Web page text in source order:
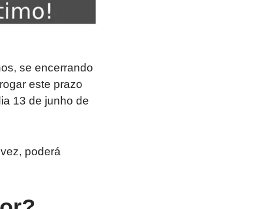
se encerrando
este prazo
13 de junho de
poderá